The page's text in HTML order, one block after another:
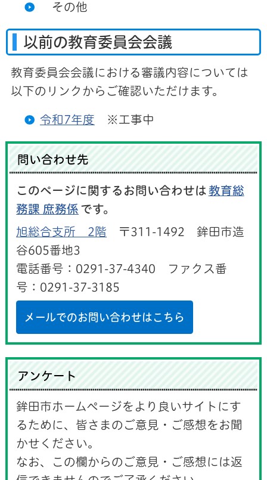
その他
以前の教育委員会会議
教育委員会会議における審議内容については
以下のリンクからご確認いただけます。
令和7年度 ※工事中
問い合わせ先
このページに関するお問い合わせは 教育総
務課 庶務係 です。
旭総合支所 2階 〒311-1492 鉾田市造
谷605番地3
電話番号：0291-37-4340 ファクス番
号：0291-37-3185
メールでのお問い合わせはこちら
アンケート
鉾田市ホームページをより良いサイトにす
るために、皆さまのご意見・ご感想をお聞
かせください。
なお、この欄からのご意見・ご感想には返